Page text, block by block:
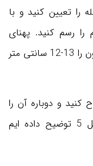
را تعیین کنید و با
رسم کنید. پهنای
ساسون دوم را 3-2 سانتی متر و طول ساسون را 13-12 سانتی متر
و دوباره آن را
رسم نمایید و مطابق با آنچه که در شکل 5 توضیح داده ایم